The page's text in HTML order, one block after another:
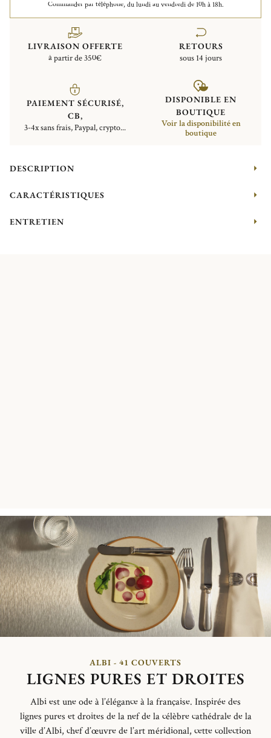
Commander par téléphone, du lundi au vendredi de 10h à 18h.
LIVRAISON OFFERTE
à partir de 350€
RETOURS
sous 14 jours
PAIEMENT SÉCURISÉ,
CB,
3-4x sans frais, Paypal, crypto...
DISPONIBLE EN
BOUTIQUE
Voir la disponibilité en
boutique
DESCRIPTION
CARACTÉRISTIQUES
ENTRETIEN
ALBI - 41 COUVERTS
LIGNES PURES ET DROITES
Albi est une ode à l’élégance à la française. Inspirée des
lignes pures etdroites de la nef de la célèbre cathédrale de la
ville d’Albi, chef d’œuvre de l’art méridional, cette collection